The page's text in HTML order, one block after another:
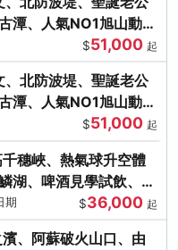
潭、人氣NO1旭山動物
$51,000 起
北防波堤、聖誕老公
潭、人氣NO1旭山動物
$51,000 起
穗峽、熱氣球升空體
湖、啤酒見學試飲、豪
期 $36,000 起
、阿蘇破火山口、由